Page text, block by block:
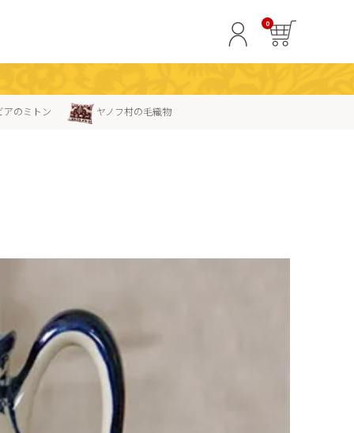
0
アのミトン ヤノフ村の毛織物